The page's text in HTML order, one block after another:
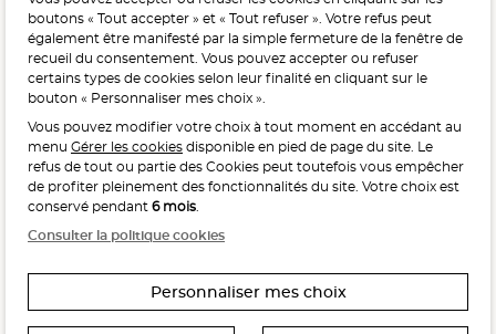
avec modération.
Interdiction de vente de boissons alcooliques
aux mineurs de moins de 18 ans
La preuve de majorité de l’acheteur est exigée au moment
de la vente en ligne.
boutons « Tout accepter » et « Tout refuser ». Votre refus peut
également être manifesté par la simple fermeture de la fenêtre de
recueil du consentement. Vous pouvez accepter ou refuser
certains types de cookies selon leur finalité en cliquant sur le
bouton « Personnaliser mes choix ».
Vous pouvez modifier votre choix à tout moment en accédant au
menu Gérer les cookies disponible en pied de page du site. Le
refus de tout ou partie des Cookies peut toutefois vous empêcher
de profiter pleinement des fonctionnalités du site. Votre choix est
conservé pendant 6 mois.
Consulter la politique cookies
Personnaliser mes choix